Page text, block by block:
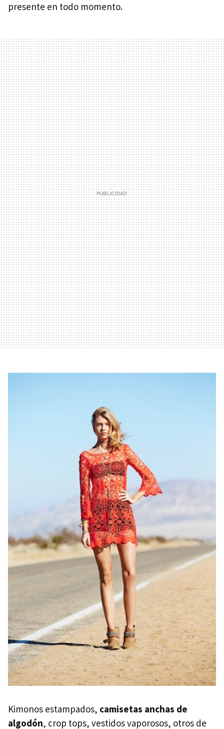
presente en todo momento.
Kimonos estampados, camisetas anchas de
algodón, crop tops, vestidos vaporosos, otros de